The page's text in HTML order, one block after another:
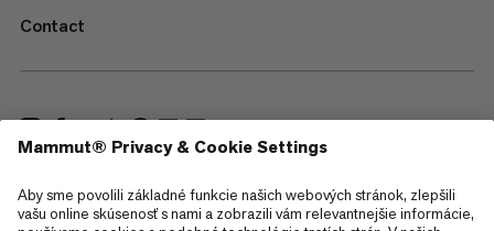
Contact
—